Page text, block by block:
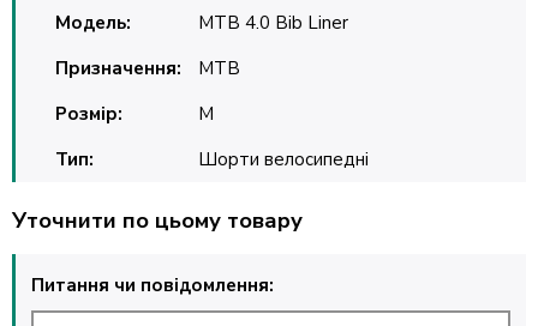
Модель:
MTB 4.0 Bib Liner
Призначення:
MTB
Розмір:
M
Тип:
Шорти велосипедні
Уточнити по цьому товару
Питання чи повідомлення: